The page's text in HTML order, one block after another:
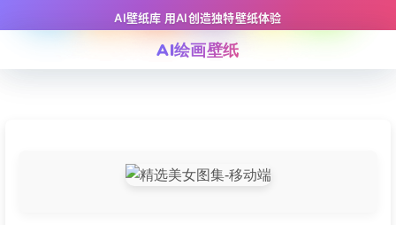
AI壁纸库 用AI创造独特壁纸体验
AI绘画壁纸